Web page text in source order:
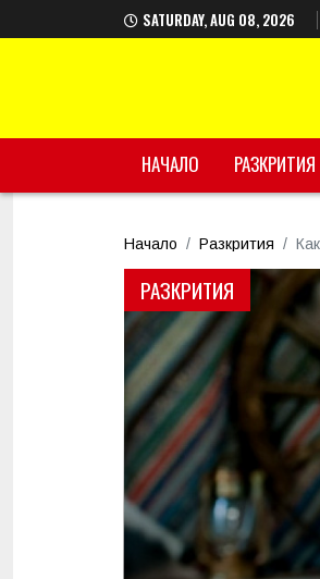
SATURDAY, AUG 08, 2026
НАЧАЛО РАЗКРИТИЯ
Начало Разкрития
РАЗКРИТИЯ